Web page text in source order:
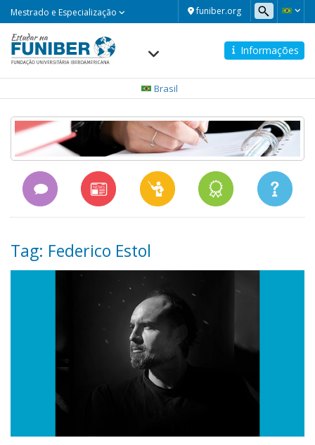
funiber.org
Mestrado e Especialização
Informações
Brasil
Tag: Federico Estol